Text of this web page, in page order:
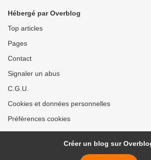
Hébergé par Overblog
Top articles
Pages
Contact
Signaler un abus
C.G.U.
Cookies et données personnelles
Préférences cookies
Créer un blog sur